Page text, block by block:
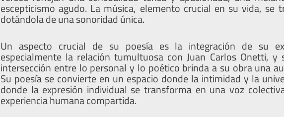
escepticismo agudo. La música, elemento crucial en su vida, se
dotándola de una sonoridad única.
Un aspecto crucial de su poesía es la integración de su
especialmente la relación tumultuosa con Juan Carlos Onetti, y
intersección entre lo personal y lo poético brinda a su obra una
Su poesía se convierte en un espacio donde la intimidad y la
donde la expresión individual se transforma en una voz
experiencia humana compartida.